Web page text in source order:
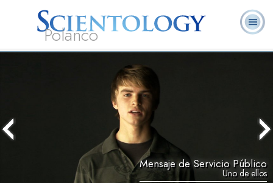
Polanco
Mensaje de Servicio Público
Uno de ellos